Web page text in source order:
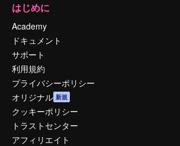
はじめに
Academy
ドキュメント
サポート
利用規約
プライバシーポリシー
オリジナル 新規
クッキーポリシー
トラストセンター
アフィリエイト